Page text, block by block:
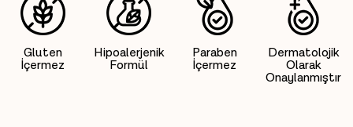
Gluten
İçermez
Hipoalerjenik
Formül
Paraben
İçermez
Dermatolojik
Olarak
Onaylanmıştır